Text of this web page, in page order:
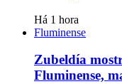
Há 1 hora
Fluminense
Zubeldía
Fluminense,